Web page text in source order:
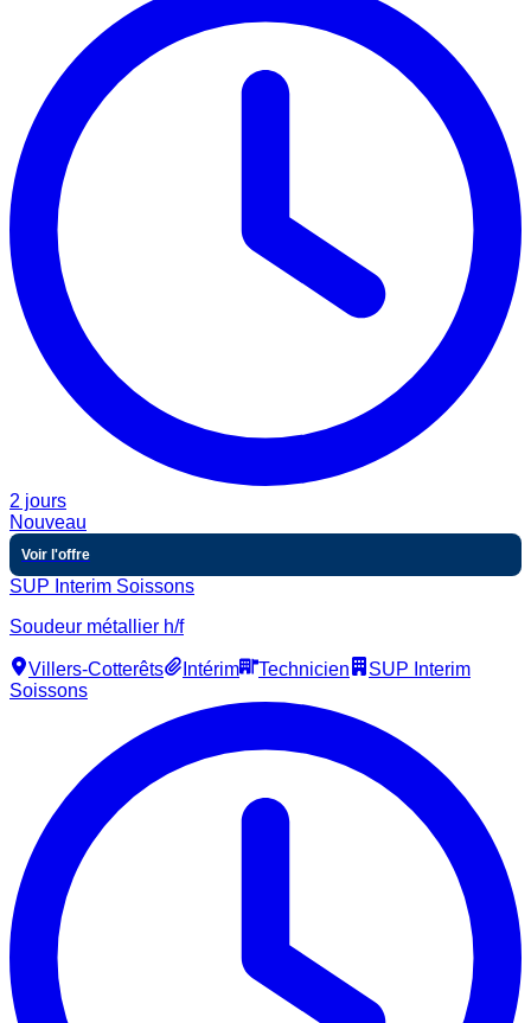
2 jours
Nouveau
Voir l'offre
SUP Interim Soissons
Soudeur métallier h/f
Villers-Cotterêts Intérim Technicien
SUP Interim
Soissons